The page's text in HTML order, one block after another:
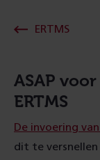
ERTMS
ASAP
ERTMS
De invoering van
dit te